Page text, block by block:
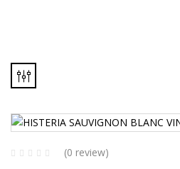
(0 review)